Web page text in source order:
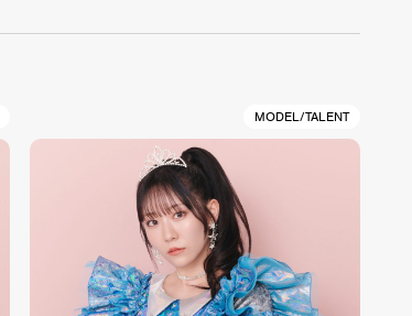
MODEL/TALENT